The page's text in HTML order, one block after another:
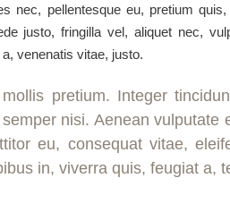
nec, pellentesque eu, pretium
justo, fringilla vel, aliquet nec,
venenatis vitae, justo.
pretium. Integer
nisi. Aenean vulputate
eu, consequat vitae,
in, viverra quis, feugiat a,